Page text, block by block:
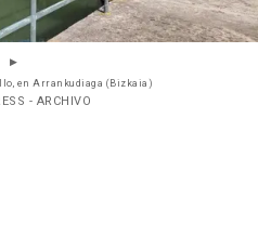
en Arrankudiaga (Bizkaia)
- ARCHIVO